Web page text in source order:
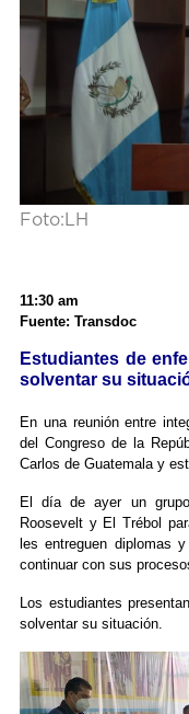
Foto:LH
11:30 am
Fuente: Transdoc
Estudiantes de
solventar su
En una reunión entre
del Congreso de la
Carlos de Guatemala y
El día de ayer un
Roosevelt y El Trébol
les entreguen diplomas
continuar con sus
Los estudiantes
solventar su situación.